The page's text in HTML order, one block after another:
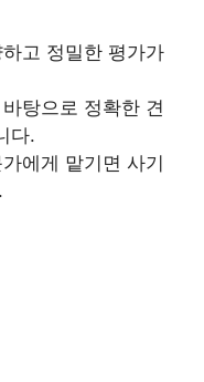
고 정밀한 평가가
탕으로 정확한 견
다.
에게 맡기면 사기